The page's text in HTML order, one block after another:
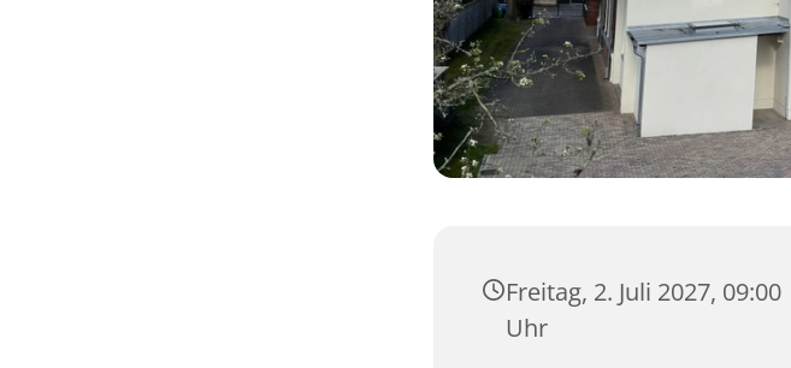
Freitag, 2. Juli 2027, 09:00
Uhr